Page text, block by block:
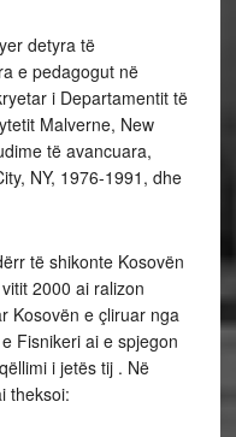
detyra të
e pedagogut në
i Departamentit të
Malverne, New
të avancuara,
NY, 1976-1991, dhe
të shikonte Kosovën
2000 ai ralizon
Kosovën e çliruar nga
Fisnikeri ai e spjegon
i jetës tij . Në
theksoi: